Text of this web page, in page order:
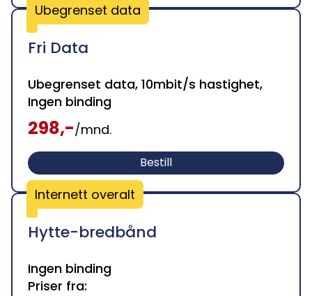
Ubegrenset data
Fri Data
Ubegrenset data, 10mbit/s hastighet,
Ingen binding
298,-/mnd.
Bestill
Internett overalt
Hytte-bredbånd
Ingen binding
Priser fra: